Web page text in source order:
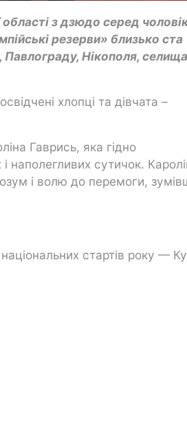
з дзюдо серед
резерви» близько ста
Павлограду, Нікополя, селища
хлопці та дівчата –
Гаврись, яка гідно
наполегливих сутичок.
і волю до перемоги,
стартів року —